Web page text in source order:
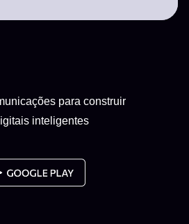
para construir
inteligentes